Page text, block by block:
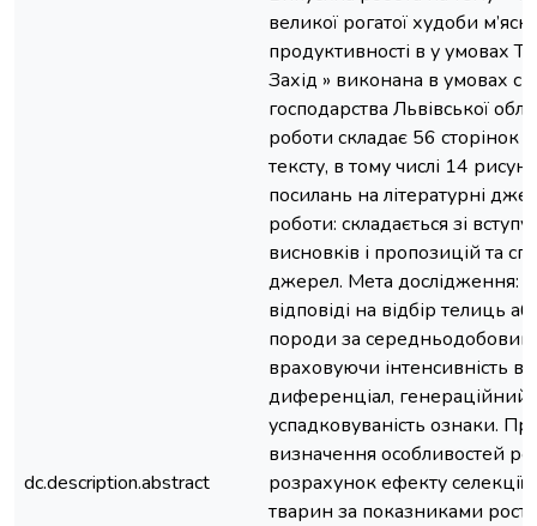
dc.description.abstract
великої рогатої худоби
продуктивності в у умовах
Захід » виконана в умовах
господарства Львівської
роботи складає 56 сторінок
тексту, в тому числі 14
посилань на літературні
роботи: складається зі
висновків і пропозицій та
джерел. Мета дослідження:
відповіді на відбір телиць
породи за
враховуючи інтенсивність
диференціал, генераційний
успадковуваність ознаки.
визначення особливостей
розрахунок ефекту
тварин за показниками